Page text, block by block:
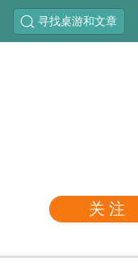
寻找桌游和文章
关 注